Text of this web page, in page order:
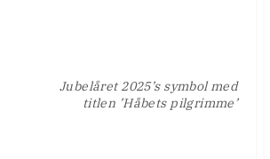
Jubelåret 2025’s symbol med
titlen ’Håbets pilgrimme’